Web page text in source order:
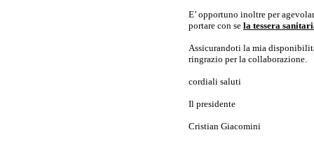
E’ opportuno inoltre per
portare con se la tessera
Assicurandoti la mia
ringrazio per la collaborazione.
cordiali saluti
Il presidente
Cristian Giacomini